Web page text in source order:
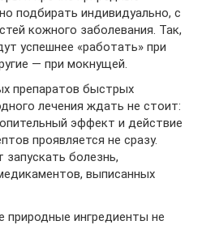
подбирать индивидуально, с
кожного заболевания. Так,
успешнее «работать» при
— при мокнущей.
препаратов быстрых
лечения ждать не стоит:
эффект и действие
проявляется не сразу.
болезнь,
выписанных
природные ингредиенты не